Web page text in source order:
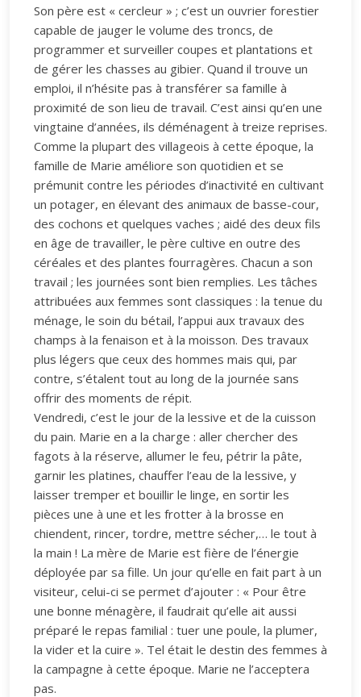
Son père est « cercleur » ; c’est un ouvrier forestier
capable de jauger le volume des troncs, de
programmer et surveiller coupes et plantations et
de gérer les chasses au gibier. Quand il trouve un
emploi, il n’hésite pas à transférer sa famille à
proximité de son lieu de travail. C’est ainsi qu’en une
vingtaine d’années, ils déménagent à treize reprises.
Comme la plupart des villageois à cette époque, la
famille de Marie améliore son quotidien et se
prémunit contre les périodes d’inactivité en cultivant
un potager, en élevant des animaux de basse-cour,
des cochons et quelques vaches ; aidé des deux fils
en âge de travailler, le père cultive en outre des
céréales et des plantes fourragères. Chacun a son
travail ; les journées sont bien remplies. Les tâches
attribuées aux femmes sont classiques : la tenue du
ménage, le soin du bétail, l’appui aux travaux des
champs à la fenaison et à la moisson. Des travaux
plus légers que ceux des hommes mais qui, par
contre, s’étalent tout au long de la journée sans
offrir des moments de répit.
Vendredi, c’est le jour de la lessive et de la cuisson
du pain. Marie en a la charge : aller chercher des
fagots à la réserve, allumer le feu, pétrir la pâte,
garnir les platines, chauffer l’eau de la lessive, y
laisser tremper et bouillir le linge, en sortir les
pièces une à une et les frotter à la brosse en
chiendent, rincer, tordre, mettre sécher,… le tout à
la main ! La mère de Marie est fière de l’énergie
déployée par sa fille. Un jour qu’elle en fait part à un
visiteur, celui-ci se permet d’ajouter : « Pour être
une bonne ménagère, il faudrait qu’elle ait aussi
préparé le repas familial : tuer une poule, la plumer,
la vider et la cuire ». Tel était le destin des femmes à
la campagne à cette époque. Marie ne l’acceptera
pas.